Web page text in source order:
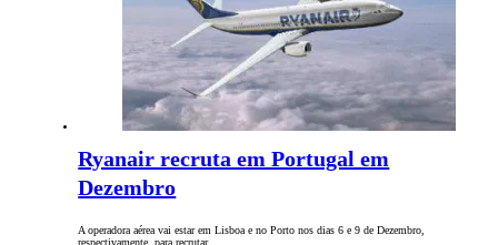
Ryanair recruta em Portugal em
Dezembro
A operadora aérea vai estar em Lisboa e no Porto nos dias 6 e 9 de Dezembro,
respectivamente, para recrutar…